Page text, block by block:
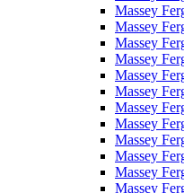
Massey
Massey
Massey
Massey
Massey
Massey
Massey
Massey
Massey
Massey
Massey
Massey